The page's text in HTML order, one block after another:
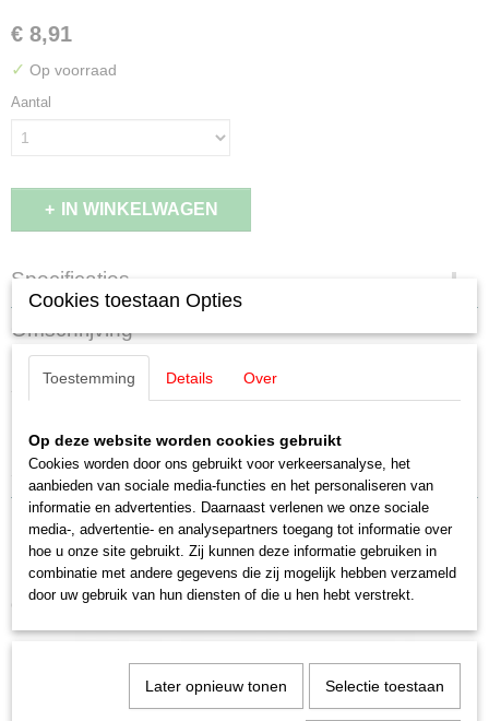
€ 8,91
✓ Op voorraad
Aantal
IN WINKELWAGEN
Specificaties
11336
H0 (1:87)
Staat
Nieuw
Omschrijving
Auhagen 11336 Stationstoiletten /
Bahnhofstoilette
Stationstoiletten / Bahnhofstoilette
Ook interessant
Cookies toestaan Opties
Toestemming Details Over
Op deze website worden cookies gebruikt
Cookies worden door ons gebruikt voor verkeersanalyse, het
aanbieden van sociale media-functies en het personaliseren van
informatie en advertenties. Daarnaast verlenen we onze sociale
media-, advertentie- en analysepartners toegang tot informatie over
hoe u onze site gebruikt. Zij kunnen deze informatie gebruiken in
combinatie met andere gegevens die zij mogelijk hebben verzameld
door uw gebruik van hun diensten of die u hen hebt verstrekt.
Later opnieuw tonen Selectie toestaan